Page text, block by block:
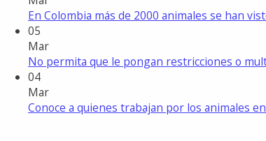
En Colombia más de 2000 animales se han
05
Mar
No permita que le pongan restricciones o
04
Mar
Conoce a quienes trabajan por los animales